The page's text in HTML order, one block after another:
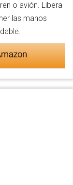
o avión. Libera
las manos